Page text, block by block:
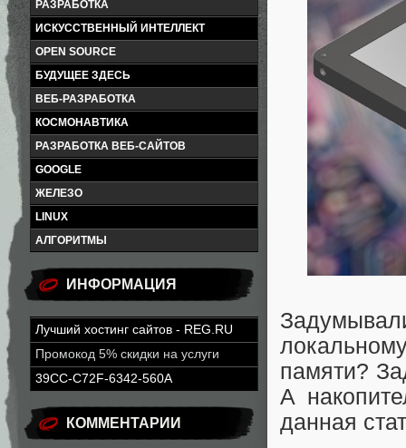
РАЗРАБОТКА
ИСКУССТВЕННЫЙ ИНТЕЛЛЕКТ
OPEN SOURCE
БУДУЩЕЕ ЗДЕСЬ
ВЕБ-РАЗРАБОТКА
КОСМОНАВТИКА
РАЗРАБОТКА ВЕБ-САЙТОВ
GOOGLE
ЖЕЛЕЗО
LINUX
АЛГОРИТМЫ
ИНФОРМАЦИЯ
Лучший хостинг сайтов - REG.RU
Промокод 5% скидки на услуги
39CC-C72F-6342-560A
КОММЕНТАРИИ
памяти?
А
данная